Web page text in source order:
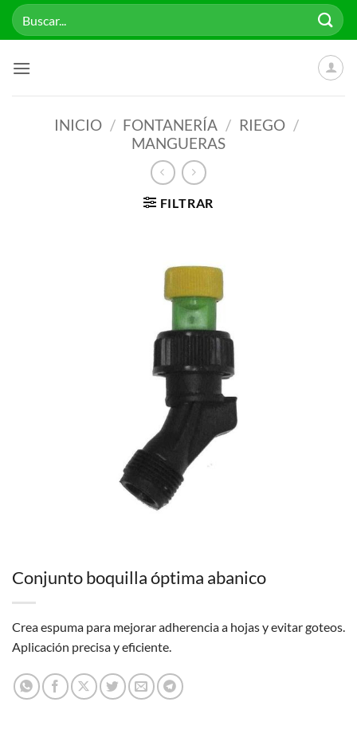
Saltar
Buscar
por:
INICIO / FONTANERÍA / RIEGO /
MANGUERAS
FILTRAR
Conjunto boquilla óptima abanico
Crea espuma para mejorar adherencia a hojas y evitar goteos.
Aplicación precisa y eficiente.